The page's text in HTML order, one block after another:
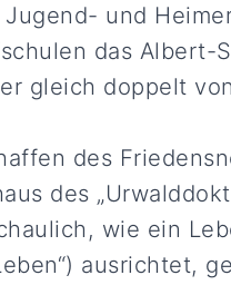
und
das Albert-
gleich doppelt
des
des
wie ein
ausrichtet,